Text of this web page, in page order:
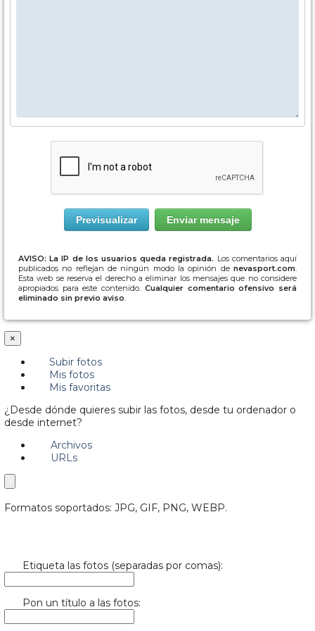
AVISO: La IP de los usuarios queda registrada. Los comentarios aquí
publicados no reflejan de ningún modo la opinión de nevasport.com
Esta web se reserva el derecho a eliminar los mensajes que no considere
apropiados para este contenido. Cualquier comentario ofensivo será
eliminado sin previo aviso
×
Subir fotos
Mis fotos
Mis favoritas
¿Desde dónde quieres subir las fotos, desde tu ordenador o
desde internet?
Archivos
URLs
Formatos soportados: JPG, GIF, PNG, WEBP.
Etiqueta las fotos (separadas por comas):
Pon un título a las fotos: